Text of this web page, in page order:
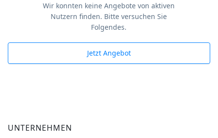
Wir konnten keine Angebote von aktiven
Nutzern finden. Bitte versuchen Sie
Folgendes.
Jetzt Angebot
UNTERNEHMEN